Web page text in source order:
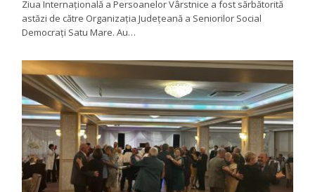
Ziua Internațională a Persoanelor Vârstnice a fost sărbătorită
astăzi de către Organizația Județeană a Seniorilor Social
Democrați Satu Mare. Au…